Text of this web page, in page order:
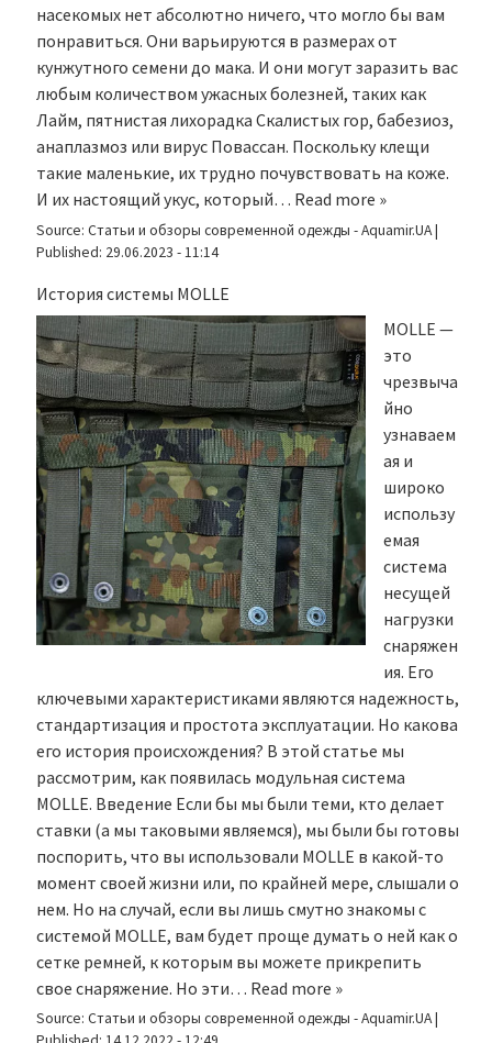
насекомых нет абсолютно ничего, что могло бы вам
понравиться. Они варьируются в размерах от
кунжутного семени до мака. И они могут заразить вас
любым количеством ужасных болезней, таких как
Лайм, пятнистая лихорадка Скалистых гор, бабезиоз,
анаплазмоз или вирус Повассан. Поскольку клещи
такие маленькие, их трудно почувствовать на коже.
И их настоящий укус, который… Read more »
Source: Статьи и обзоры современной одежды - Aquamir.UA|
Published: 29.06.2023 - 11:14
История системы MOLLE
MOLLE —
это
чрезвыча
йно
узнаваем
ая и
широко
использу
емая
система
несущей
нагрузки
снаряжен
ия. Его
ключевыми характеристиками являются надежность,
стандартизация и простота эксплуатации. Но какова
его история происхождения? В этой статье мы
рассмотрим, как появилась модульная система
MOLLE. Введение Если бы мы были теми, кто делает
ставки (а мы таковыми являемся), мы были бы готовы
поспорить, что вы использовали MOLLE в какой-то
момент своей жизни или, по крайней мере, слышали о
нем. Но на случай, если вы лишь смутно знакомы с
системой MOLLE, вам будет проще думать о ней как о
сетке ремней, к которым вы можете прикрепить
свое снаряжение. Но эти… Read more »
Source: Статьи и обзоры современной одежды - Aquamir.UA|